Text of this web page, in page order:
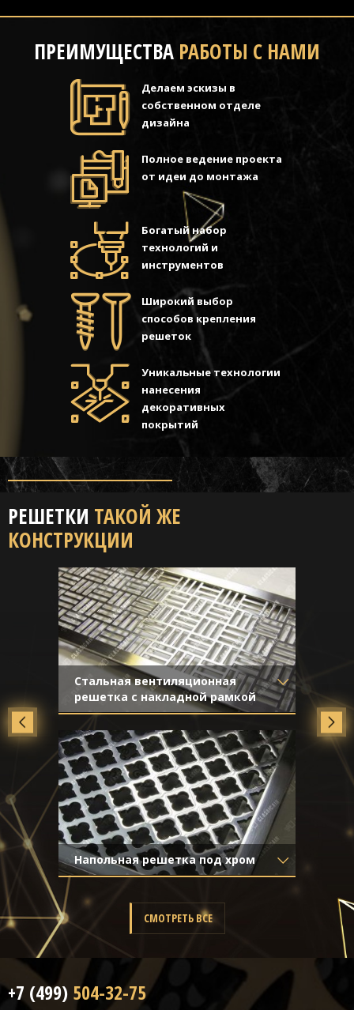
ПРЕИМУЩЕСТВА РАБОТЫ С НАМИ
Делаем эскизы в
собственном отделе
дизайна
Полное ведение проекта
от идеи до монтажа
Богатый набор
технологий и
инструментов
Широкий выбор
способов крепления
решеток
Уникальные технологии
нанесения
декоративных
покрытий
РЕШЕТКИ ТАКОЙ ЖЕ
КОНСТРУКЦИИ
Стальная вентиляционная
решетка с накладной рамкой
Материал- Нержавеющая
сталь
Отделка- Шлифованная
нержавейка
Напольная решетка под хром
Материал- Нержавеющая
Отделка
- Полированная
нержавейкаСМОТРЕТЬ ВСЕ
+7 (499) 504-32-75